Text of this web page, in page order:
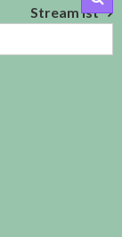
Stream ist